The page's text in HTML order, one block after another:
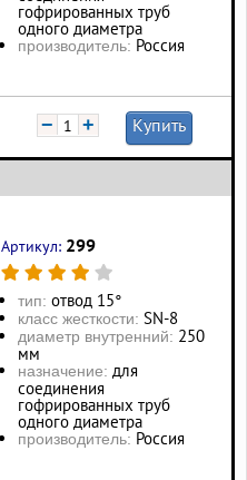
гофрированных труб
одного диаметра
производитель: Россия
− + Купить
Артикул: 299
тип: отвод 15°
класс жесткости: SN-8
диаметр внутренний: 250
мм
назначение: для
соединения
гофрированных труб
одного диаметра
производитель: Россия